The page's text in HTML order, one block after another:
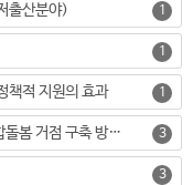
출산분야) 1
1
책적 지원의 효과 1
공공택지 내 아이돌봄 인프라 개선을 위한 통합돌봄 거점 구축 방안 연구 3
3